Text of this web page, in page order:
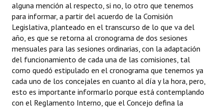
alguna mención al respecto, si no, lo otro que tenemos
para informar, a partir del acuerdo de la Comisión
Legislativa, planteado en el transcurso de lo que va del
año, es que se retorna al cronograma de dos sesiones
mensuales para las sesiones ordinarias, con la adaptación
del funcionamiento de cada una de las comisiones, tal
como quedó estipulado en el cronograma que tenemos ya
cada uno de los concejales en cuanto al día y la hora, pero,
esto es importante informarlo porque está contemplando
con el Reglamento Interno, que el Concejo defina la